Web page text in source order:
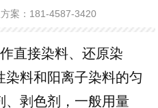
南辉乳化剂,原厂品质...
成功订单
来自 河南周口 的采购商已
付款
2021-9-13 17:09:07
南辉渗透剂,效果明显...
方案：181-4587-3420
直接染料、还原染
料和阳离子染料的匀
、剥色剂，一般用量